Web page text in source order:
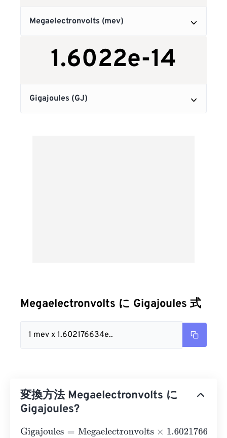
Megaelectronvolts に Gigajoules 式
1 mev x 1.602176634e..
変換方法 Megaelectronvolts に
Gigajoules?
Gigajoules=Megaelectronvolts×1.602176634e-14